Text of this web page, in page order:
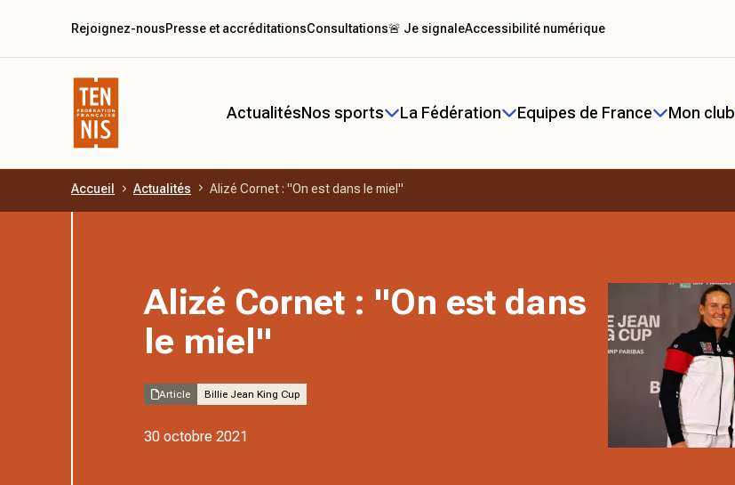
Aller au contenu principal
ActualitésNos sports La Fédération Equipes de France Mon club
Rejoignez-nousPresse et accréditationsConsultations🚨 Je signaleAccessibilité numérique
Accueil Actualités Alizé Cornet : "On est dans le miel"
Alizé Cornet : "On est dans
le miel"
Article Billie Jean King Cup
30 octobre 2021